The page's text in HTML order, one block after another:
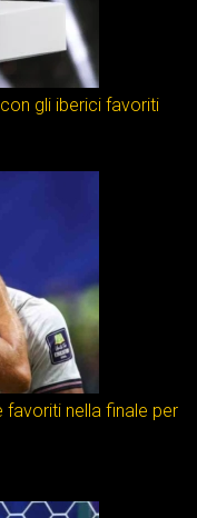
gli iberici favoriti
favoriti nella finale per